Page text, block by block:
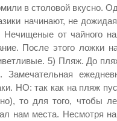
в столовой вкусно.
начинают, не
от чайного
После этого ложки
5) Пляж. До
Замечательная
НО: так как на пляж
то для того, чтобы
нам места. Несмотря